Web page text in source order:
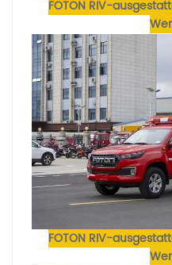
FOTON RIV-
FOTON RIV-